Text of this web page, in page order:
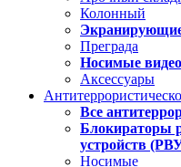
Колонный
Преграда
Носимые
Аксессуары
Все
Блокираторы
устройств
Носимые